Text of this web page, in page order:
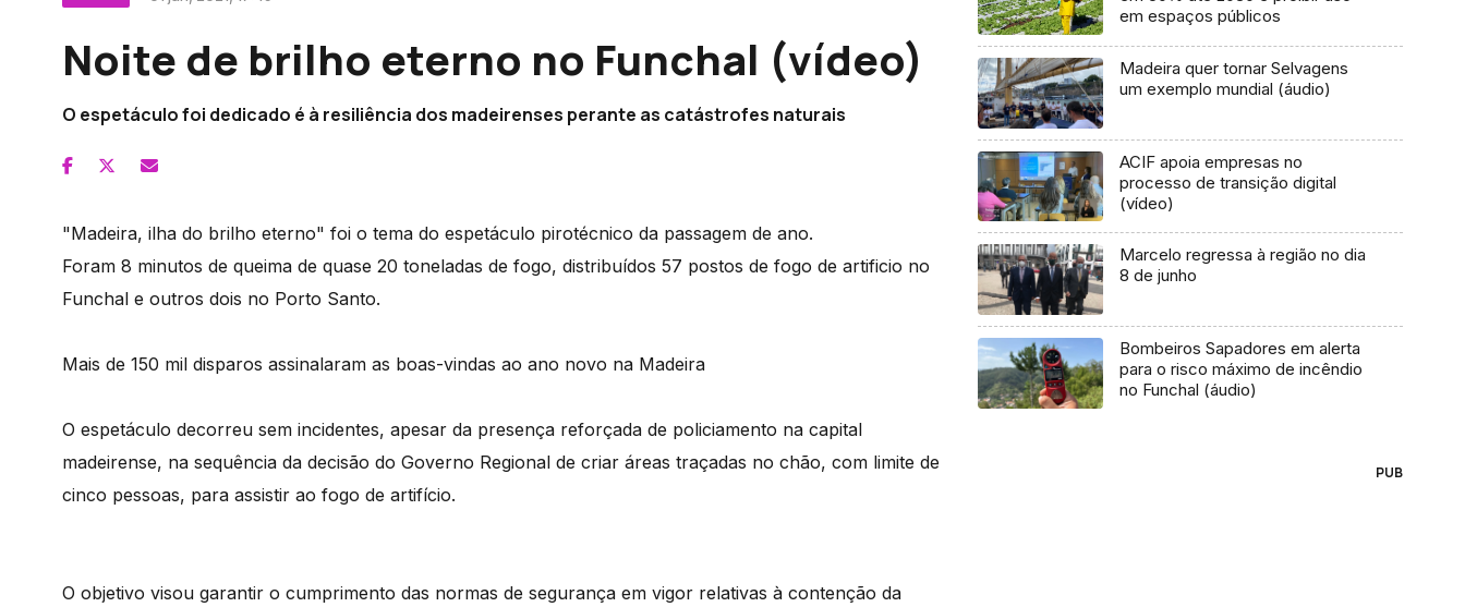
Noite de brilho eterno no Funchal (vídeo)
O espetáculo foi dedicado é à resiliência dos madeirenses perante as catástrofes naturais
"Madeira, ilha do brilho eterno" foi o tema do espetáculo pirotécnico da passagem de ano.
Foram 8 minutos de queima de quase 20 toneladas de fogo, distribuídos 57 postos de fogo de artificio no
Funchal e outros dois no Porto Santo.
Mais de 150 mil disparos assinalaram as boas-vindas ao ano novo na Madeira
O espetáculo decorreu sem incidentes, apesar da presença reforçada de policiamento na capital
madeirense, na sequência da decisão do Governo Regional de criar áreas traçadas no chão, com limite de
cinco pessoas, para assistir ao fogo de artifício.
O objetivo visou garantir o cumprimento das normas de segurança em vigor relativas à contenção da
em espaços públicos
Madeira quer tornar Selvagens
um exemplo mundial (áudio)
ACIF apoia empresas no
processo de transição digital
(vídeo)
Marcelo regressa à região no dia
8 de junho
Bombeiros Sapadores em alerta
para o risco máximo de incêndio
no Funchal (áudio)
PUB